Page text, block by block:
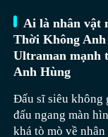
Tiếp theo, giới
đại diện cho đội
nhân vật chính C,
với cơ chế tăng
trở thành nhân
dài trận đánh
Về xếp hạng sức
Rush 5, mình đã
vật anh hùng này
thông tin về
Wandojan.
Anh hùng mạnh
hạng sơ bộ, nếu
sẽ có hiệu suất
về anh hùng,
Byakuya, Kisuke
đội hình kiểu nổ
này là Byakuya,
thương cao nhất
thể triệu hồi một
thương khủng
chỉ xảy ra trong
được sự hỗ trợ từ
Đội trí mưu: Gia
Ai là nhân vật
Thời Không
Ultraman mạnh
Anh Hùng
Đấu sĩ siêu không
đấu ngang màn
khá tò mò về